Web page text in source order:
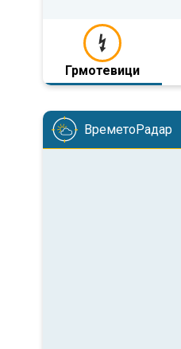
Грмотевици
ВреметоРадар